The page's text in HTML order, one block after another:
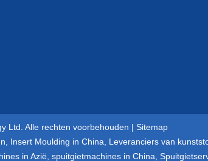
Ltd. Alle rechten voorbehouden | Sitemap
Insert Moulding in China Leveranciers van
in Azië spuitgietmachines in China